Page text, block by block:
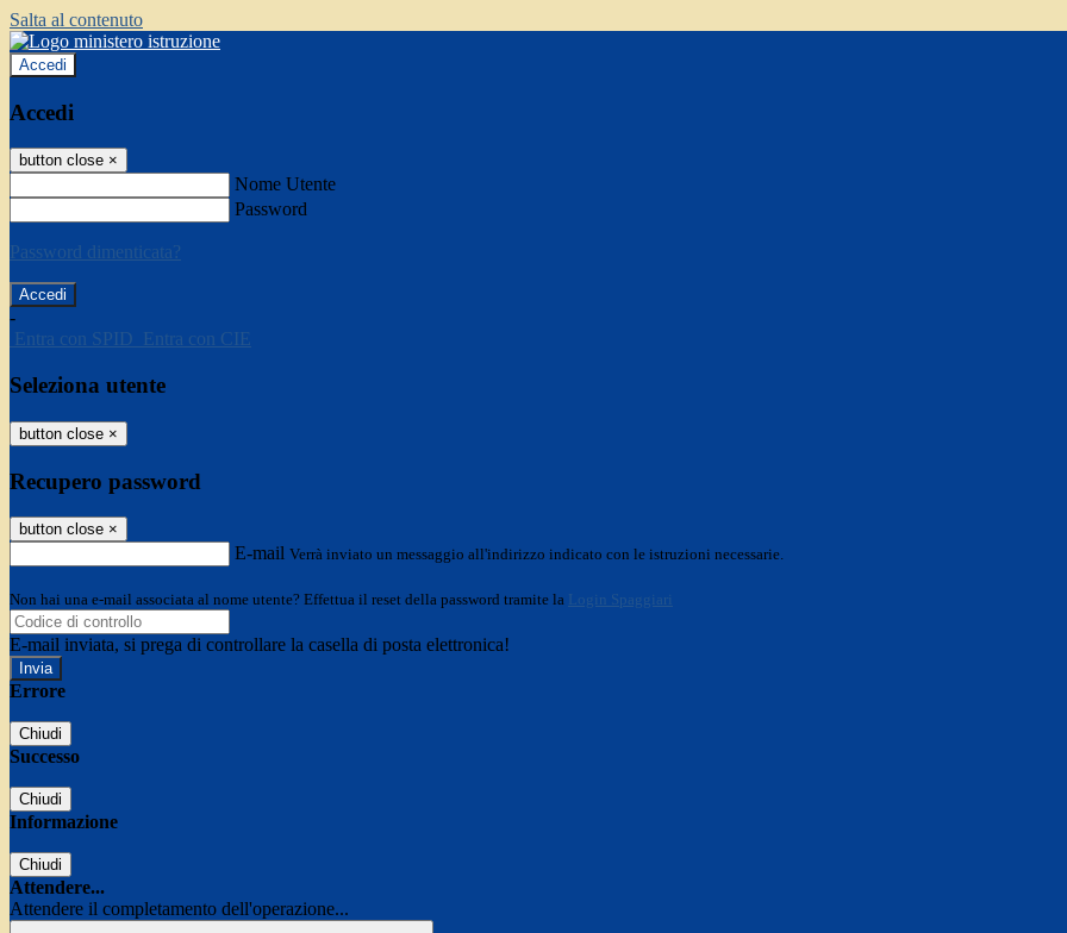
Salta al contenuto
Accedi
Accedi
button close ×
Nome Utente
Password
Password dimenticata?
-
Entra con SPID
Entra con CIE
Seleziona utente
button close ×
Recupero password
button close ×
E-mail Verrà inviato un messaggio all'indirizzo indicato con le istruzioni necessarie.
Non hai una e-mail associata al nome utente? Effettua il reset della password tramite la Login Spaggiari
E-mail inviata, si prega di controllare la casella di posta elettronica!
Errore
Chiudi
Successo
Chiudi
Informazione
Chiudi
Attendere...
Attendere il completamento dell'operazione...